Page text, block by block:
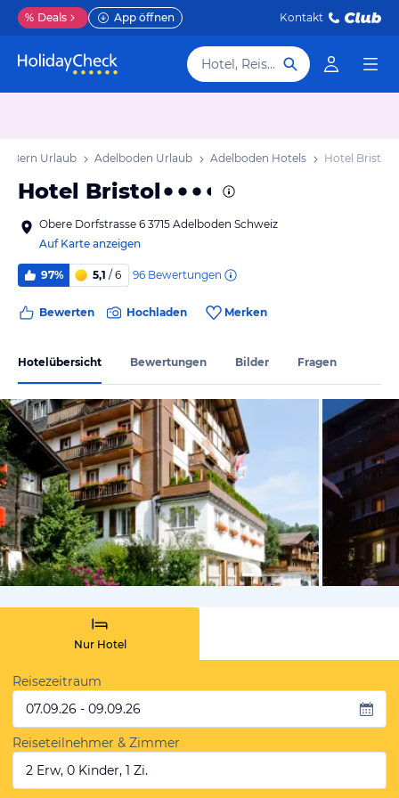
% Deals App öffnen Kontakt
Hotel, Reiseziel
Bern Urlaub Adelboden Urlaub Adelboden Hotels Hotel Bristol
Hotel Bristol
Obere Dorfstrasse 6 3715 Adelboden Schweiz
Auf Karte anzeigen
97% 5,1 / 6 96 Bewertungen
Bewerten Hochladen Merken
Hotelübersicht Bewertungen Bilder Fragen
vom
Nur Hotel
Reisezeitraum
07.09.26 - 09.09.26
Reiseteilnehmer & Zimmer
2 Erw, 0 Kinder, 1 Zi.